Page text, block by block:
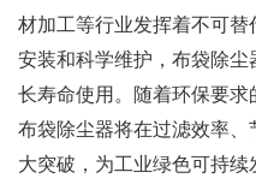
材加工等行业发挥着不可
安装和科学维护，布袋除
长寿命使用。随着环保要求
布袋除尘器将在过滤效率
大突破，为工业绿色可持